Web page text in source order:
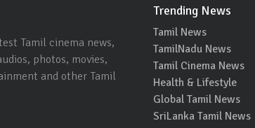
Tamil cinema news,
photos, movies,
and other Tamil
Trending News
Tamil News
TamilNadu News
Tamil Cinema News
Health & Lifestyle
Global Tamil News
SriLanka Tamil News